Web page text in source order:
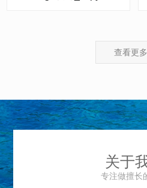
查看更
关于
专注做擅长